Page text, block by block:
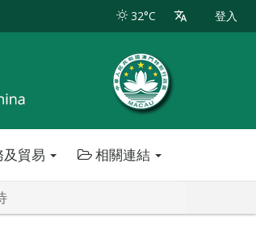
32°C 登入
貿易 相關連結